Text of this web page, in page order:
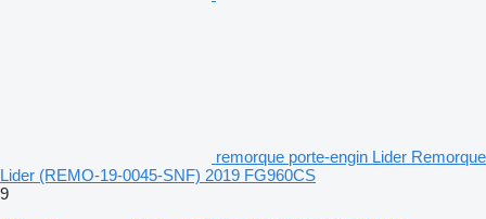
remorque porte-engin Lider Remorque
Lider (REMO-19-0045-SNF) 2019 FG960CS
9